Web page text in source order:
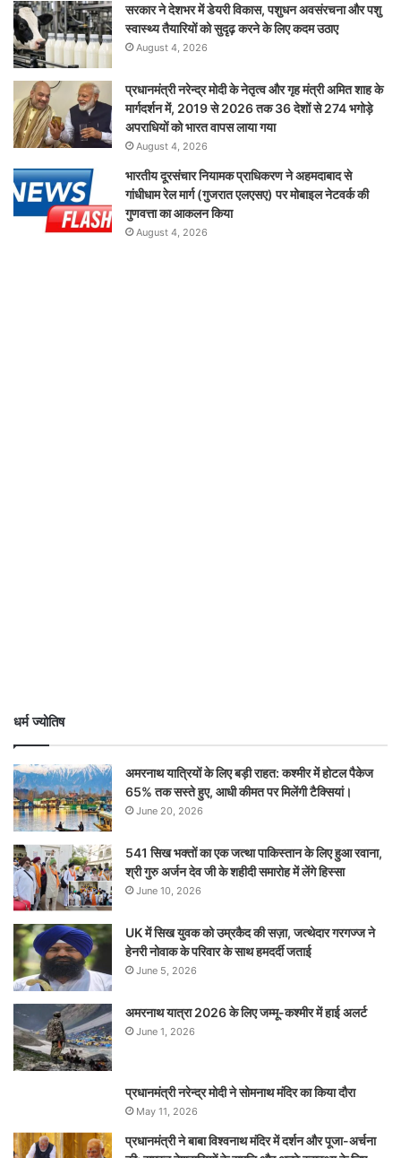
सरकार ने देशभर में डेयरी विकास, पशुधन अवसंरचना और पशु
स्वास्थ्य तैयारियों को सुदृढ़ करने के लिए कदम उठाए
August 4, 2026
प्रधानमंत्री नरेन्द्र मोदी के नेतृत्व और गृह मंत्री अमित शाह के
मार्गदर्शन में, 2019 से 2026 तक 36 देशों से 274 भगोड़े
अपराधियों को भारत वापस लाया गया
August 4, 2026
भारतीय दूरसंचार नियामक प्राधिकरण ने अहमदाबाद से
गांधीधाम रेल मार्ग (गुजरात एलएसए) पर मोबाइल नेटवर्क की
गुणवत्ता का आकलन किया
August 4, 2026
धर्म ज्योतिष
अमरनाथ यात्रियों के लिए बड़ी राहत: कश्मीर में होटल पैकेज
65% तक सस्ते हुए, आधी कीमत पर मिलेंगी टैक्सियां।
June 20, 2026
541 सिख भक्तों का एक जत्था पाकिस्तान के लिए हुआ रवाना,
श्री गुरु अर्जन देव जी के शहीदी समारोह में लेंगे हिस्सा
June 10, 2026
UK में सिख युवक को उम्रकैद की सज़ा, जत्थेदार गरगज्ज ने
हेनरी नोवाक के परिवार के साथ हमदर्दी जताई
June 5, 2026
अमरनाथ यात्रा 2026 के लिए जम्मू-कश्मीर में हाई अलर्ट
June 1, 2026
प्रधानमंत्री नरेन्‍द्र मोदी ने सोमनाथ मंदिर का किया दौरा
May 11, 2026
प्रधानमंत्री ने बाबा विश्वनाथ मंदिर में दर्शन और पूजा-अर्चना